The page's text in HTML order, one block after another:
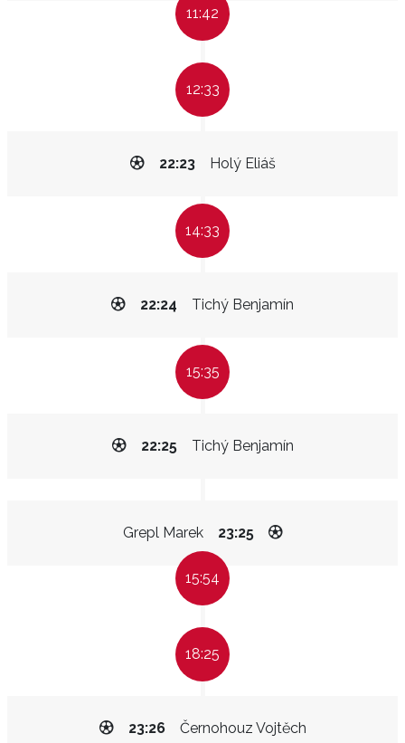
11:42
12:33
Holý Eliáš
22:23
14:33
Tichý Benjamín
22:24
15:35
Tichý Benjamín
22:25
Grepl Marek 23:25
15:54
18:25
Černohouz Vojtěch
23:26